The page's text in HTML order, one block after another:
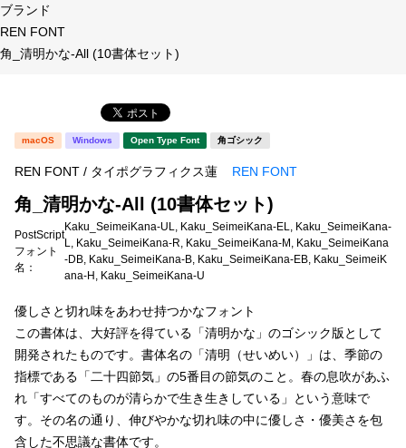
年間ライセンス商品
新着一覧
カート
マイページ
ご利用ガイド
よくあるご質問
フォント形式
タイプフェイス
明朝体
角ゴシック
宋朝体 清朝体
教科書体 行書体
江戸文字 デザイン毛筆
すべてを表示
太さ・ウェイト
ブランド
REN FONT
角_清明かな-All (10書体セット)
macOS Windows Open Type Font 角ゴシック
REN FONT / タイポグラフィクス蓮 REN FONT
角_清明かな-All (10書体セット)
PostScript
フォント
名：
Kaku_SeimeiKana-UL, Kaku_SeimeiKana-EL, Kaku_SeimeiKana-
L, Kaku_SeimeiKana-R, Kaku_SeimeiKana-M, Kaku_SeimeiKana
-DB, Kaku_SeimeiKana-B, Kaku_SeimeiKana-EB, Kaku_SeimeiK
ana-H, Kaku_SeimeiKana-U
優しさと切れ味をあわせ持つかなフォント
この書体は、大好評を得ている「清明かな」のゴシック版として
開発されたものです。書体名の「清明（せいめい）」は、季節の
指標である「二十四節気」の5番目の節気のこと。春の息吹があふ
れ「すべてのものが清らかで生き生きしている」という意味で
す。その名の通り、伸びやかな切れ味の中に優しさ・優美さを包
含した不思議な書体です。